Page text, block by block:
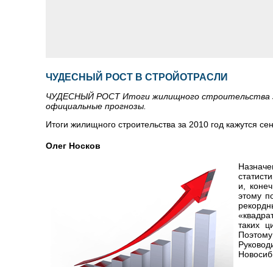
ЧУДЕСНЫЙ РОСТ В СТРОЙОТРАСЛИ
ЧУДЕСНЫЙ РОСТ Итоги жилищного строительства
официальные прогнозы.
Итоги жилищного строительства за 2010 год кажутся
Олег Носков
и,
этому
таких